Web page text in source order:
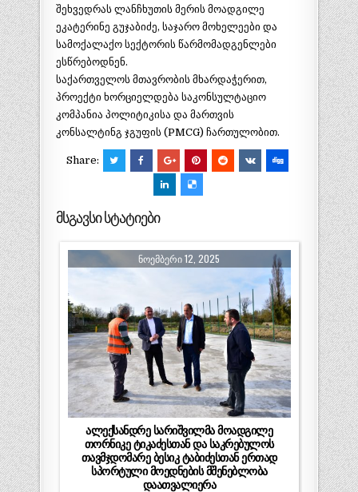
შეხვედრას ლანჩხუთის მერის მოადგილე
ეკატერინე გუჯაბიძე, საჯარო მოხელეები და
სამოქალაქო სექტორის წარმომადგენლები
ესწრებოდნენ.
საქართველოს მთავრობის მხარდაჭერით,
პროექტი ხორციელდება საკონსულტაციო
კომპანია პოლიტიკისა და მართვის
კონსალტინგ ჯგუფის (PMCG) ჩართულობით.
Share:
მსგავსი სტატიები
ᲜᲝᲔᲛᲑᲔᲠᲘ 12, 2025
ალექსანდრე სარიშვილმა მოადგილე
თორნიკე ტიკაძესთან და საკრებულოს
თავმჯდომარე ბესიკ ტაბიძესთან ერთად
სპორტული მოედნების მშენებლობა
დაათვალიერა